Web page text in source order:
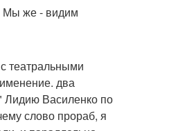
Мы же - видим
театральными
два
Лидию Василенко по
слово прораб, я